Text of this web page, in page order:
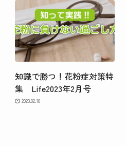
知識で勝つ！花粉症対策特
集 Life2023年2月号
2023.02.10